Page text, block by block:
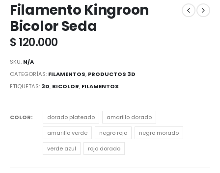
Filamento Kingroon
Bicolor Seda
$120.000
SKU: N/A
CATEGORÍAS: FILAMENTOS, PRODUCTOS 3D
ETIQUETAS: 3D, BICOLOR, FILAMENTOS
COLOR dorado plateado
amarillo dorado
amarillo verde
negro rojo
negro morado
verde azul
rojo dorado